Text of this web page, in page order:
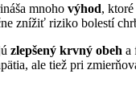
mnoho výhod,
znížiť riziko bolestí
zlepšený krvný obeh a
ale tiež pri